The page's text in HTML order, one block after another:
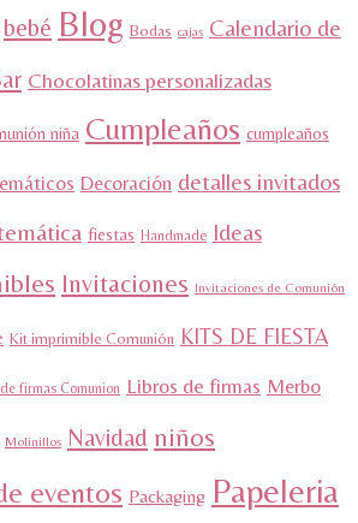
bebé Blog Bodas cajas Calendario de
Chocolatinas personalizadas
niña Cumpleaños cumpleaños
Decoración detalles invitados
fiestas Handmade Ideas
Invitaciones Invitaciones de Comunión
Kit imprimible Comunión KITS DE FIESTA
de firmas Comunion Libros de firmas Merbo
Molinillos Navidad niños
eventos Packaging Papeleria